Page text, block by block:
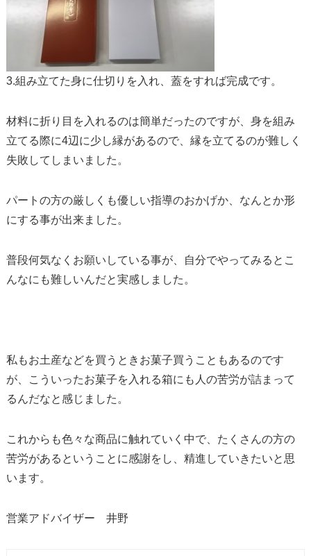
3.組み立てた身に仕切りを入れ、蓋をすれば完成です。
材料に折り目を入れるのは簡単だったのですが、 身を組み
立てる際に4辺に少し縁があるので、 縁を立てるのが難しく
失敗してしまいました。
パートの方の厳しくも優しい指導のおかげか、 なんとか形
にする事が出来ました。
普段何気なくお願いしている事が、
自分でやってみるとこ
んなにも難しいんだと実感しました。
私もお土産などを買うときお菓子買うこともあるのです
が、
こういったお菓子を入れる箱にも人の苦労が詰まって
るんだなと感じました。
これからも色々な商品に触れていく中で、 たくさんの方の
苦労があるということに感謝をし、 精進していきたいと思
います。
営業アドバイザー 井野